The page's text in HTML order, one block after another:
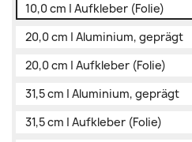
10,0 cm | Aufkleber (Folie)
20,0 cm | Aluminium, geprägt
20,0 cm | Aufkleber (Folie)
31,5 cm | Aluminium, geprägt
31,5 cm | Aufkleber (Folie)